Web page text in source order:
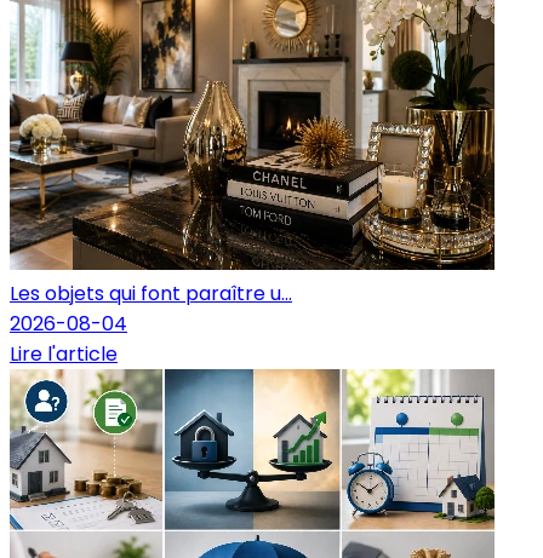
Les objets qui font paraître u...
2026-08-04
Lire l'article